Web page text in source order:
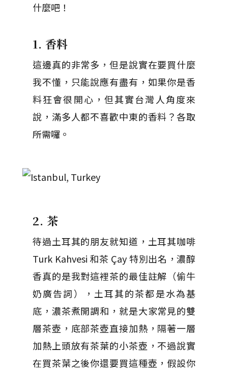
什麼吧！
1. 香料
這邊真的非常多，但是說實在要買什麼
我不懂，只能說應有盡有，如果你是香
料狂會很開心，但其實台灣人角度來
說，滿多人都不喜歡中東的香料？各取
所需囉。
2. 茶
待過土耳其的朋友就知道，土耳其咖啡
Turk Kahvesi 和茶 Çay 特別出名，濃醇
香真的是我對這裡茶的最佳註解（偷牛
奶廣告詞），土耳其的茶都是水為基
底，濃茶煮開調和，就是大家常見的雙
層茶壺，底部茶壺直接加熱，隔著一層
加熱上頭放有茶葉的小茶壺，不過說實
在買茶葉之後你還要買這種壺，假設你